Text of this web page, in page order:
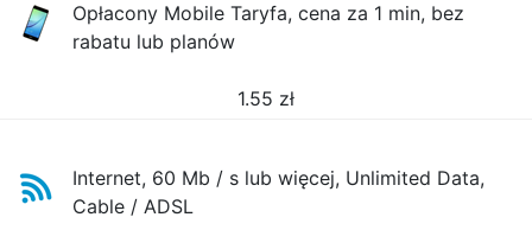
Opłacony Mobile Taryfa, cena za 1 min, bez
rabatu lub planów
1.55 zł
Internet, 60 Mb / s lub więcej, Unlimited Data,
Cable / ADSL